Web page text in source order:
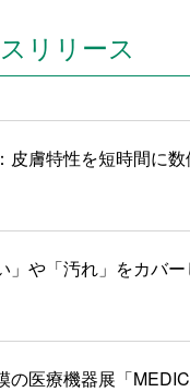
リリース
皮膚特性を短時間に
」や「汚れ」をカバ
の医療機器展「